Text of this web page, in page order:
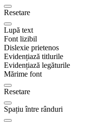
Resetare
Lupă text
Font lizibil
Dislexie prietenos
Evidențiază titlurile
Evidențiază legăturile
Mărime font
Resetare
Spațiu între rânduri